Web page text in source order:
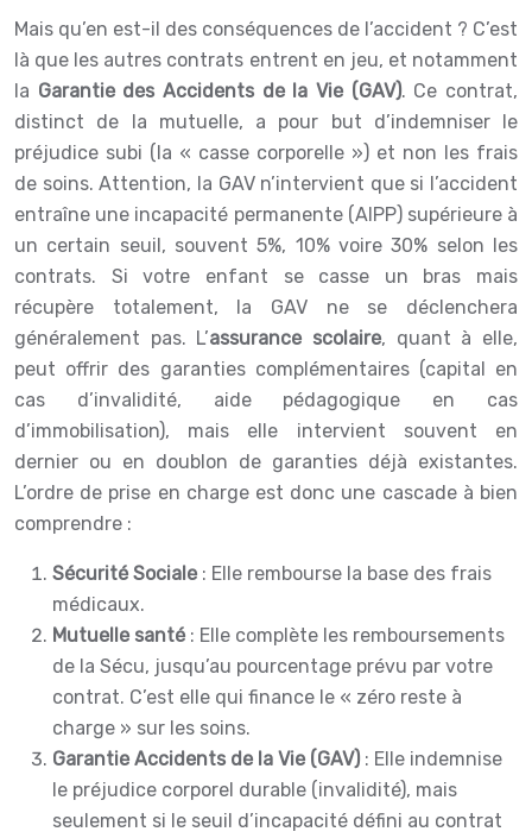
Mais qu’en est-il des conséquences de l’accident ? C’est
là que les autres contrats entrent en jeu, et notamment
la Garantie des Accidents de la Vie (GAV). Ce contrat,
distinct de la mutuelle, a pour but d’indemniser le
préjudice subi (la « casse corporelle ») et non les frais
de soins. Attention, la GAV n’intervient que si l’accident
entraîne une incapacité permanente (AIPP) supérieure à
un certain seuil, souvent 5%, 10% voire 30% selon les
contrats. Si votre enfant se casse un bras mais
récupère totalement, la GAV ne se déclenchera
généralement pas. L’assurance scolaire, quant à elle,
peut offrir des garanties complémentaires (capital en
cas d’invalidité, aide pédagogique en cas
d’immobilisation), mais elle intervient souvent en
dernier ou en doublon de garanties déjà existantes.
L’ordre de prise en charge est donc une cascade à bien
comprendre :
Sécurité Sociale : Elle rembourse la base des frais
médicaux.
Mutuelle santé : Elle complète les remboursements
de la Sécu, jusqu’au pourcentage prévu par votre
contrat. C’est elle qui finance le « zéro reste à
charge » sur les soins.
Garantie Accidents de la Vie (GAV): Elle indemnise
le préjudice corporel durable (invalidité), mais
seulement si le seuil d’incapacité défini au contrat